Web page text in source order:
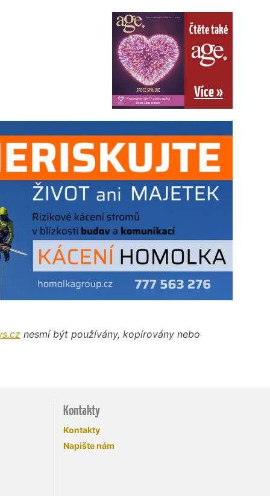
Čtěte také
Více »
nesmí být používány, kopírovány nebo
Kontakty
Kontakty
Napište nám